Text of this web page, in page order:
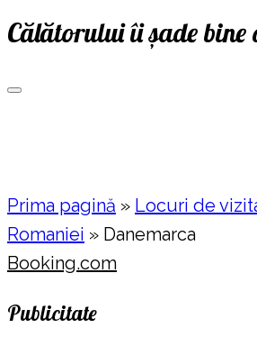
Călătorului îi șade bine
Prima pagină » Locuri de
Romaniei » Danemarca
Booking.com
Publicitate